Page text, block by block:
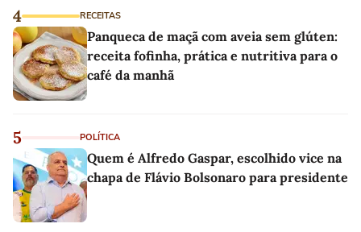
4 RECEITAS
Panqueca de maçã com aveia sem glúten:
receita fofinha, prática e nutritiva para o
café da manhã
5 POLÍTICA
Quem é Alfredo Gaspar, escolhido vice na
chapa de Flávio Bolsonaro para presidente